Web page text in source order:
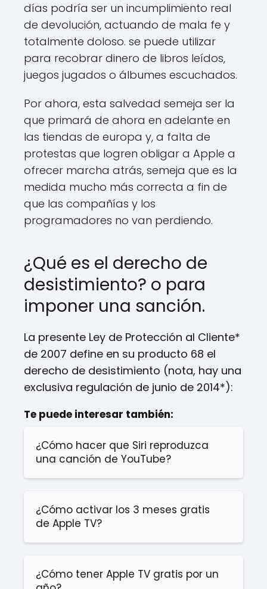
días podría ser un incumplimiento real
de devolución, actuando de mala fe y
totalmente doloso. se puede utilizar
para recobrar dinero de libros leídos,
juegos jugados o álbumes escuchados.
Por ahora, esta salvedad semeja ser la
que primará de ahora en adelante en
las tiendas de europa y, a falta de
protestas que logren obligar a Apple a
ofrecer marcha atrás, semeja que es la
medida mucho más correcta a fin de
que las compañías y los
programadores no van perdiendo.
¿Qué es el derecho de
desistimiento? o para
imponer una sanción.
La presente Ley de Protección al Cliente*
de 2007 define en su producto 68 el
derecho de desistimiento (nota, hay una
exclusiva regulación de junio de 2014*):
Te puede interesar también:
¿Cómo hacer que Siri reproduzca
una canción de YouTube?
¿Cómo activar los 3 meses gratis
de Apple TV?
¿Cómo tener Apple TV gratis por un